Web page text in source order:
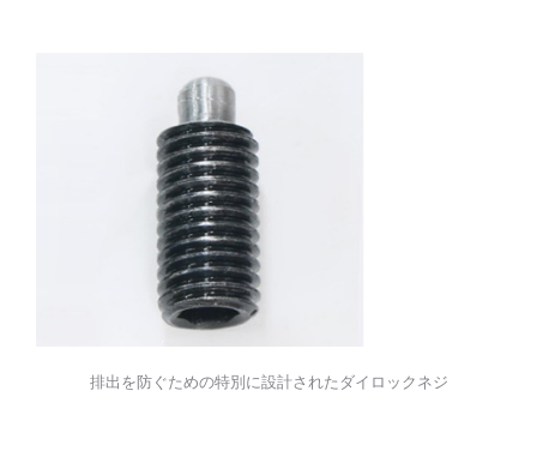
排出を防ぐための特別に設計されたダイロックネジ